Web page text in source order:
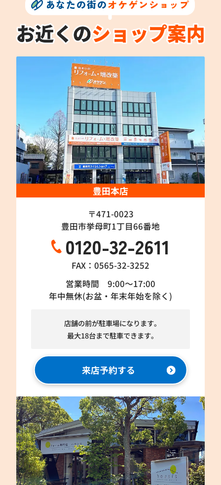
あなたの街のオケゲンショップ
豊田本店
〒471-0023
豊田市挙母町1丁目66番地
0120-32-2611
FAX：0565-32-3252
営業時間 9:00～17:00
年中無休(お盆・年末年始を除く)
店舗の前が駐車場になります。
最大18台まで駐車できます。
来店予約する